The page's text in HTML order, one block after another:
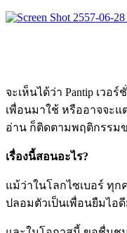
จะเห็นได้ว่า Pantip เว
เพื่อนมาใช้ หรืออาจจะแ
อ่าน ก็ติดตามพฤติกรรมข
เรื่องนี้สอนอะไร?
แม้ว่าในโลกไซเบอร์ ทุก
ปลอมตัวเป็นเพื่อนยืมไอ